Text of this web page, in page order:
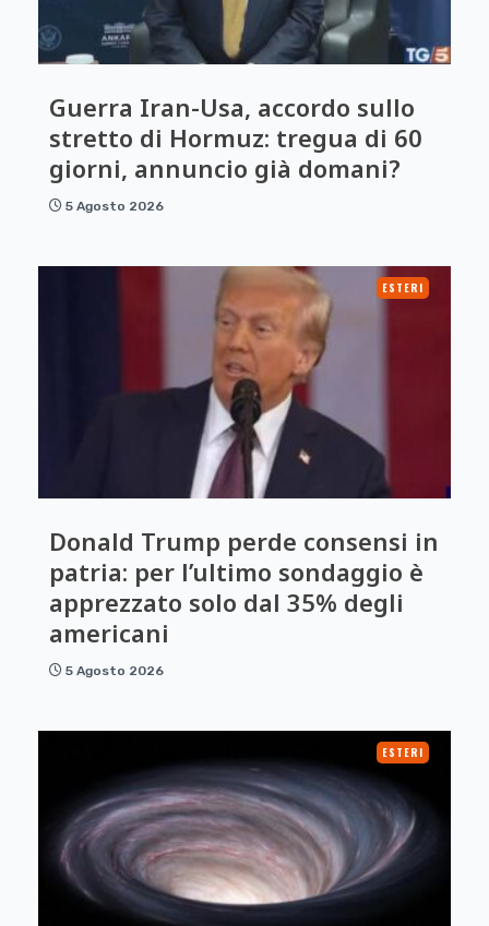
Guerra Iran-Usa, accordo sullo
stretto di Hormuz: tregua di 60
giorni, annuncio già domani?
5 Agosto 2026
ESTERI
Donald Trump perde consensi in
patria: per l’ultimo sondaggio è
apprezzato solo dal 35% degli
americani
5 Agosto 2026
ESTERI